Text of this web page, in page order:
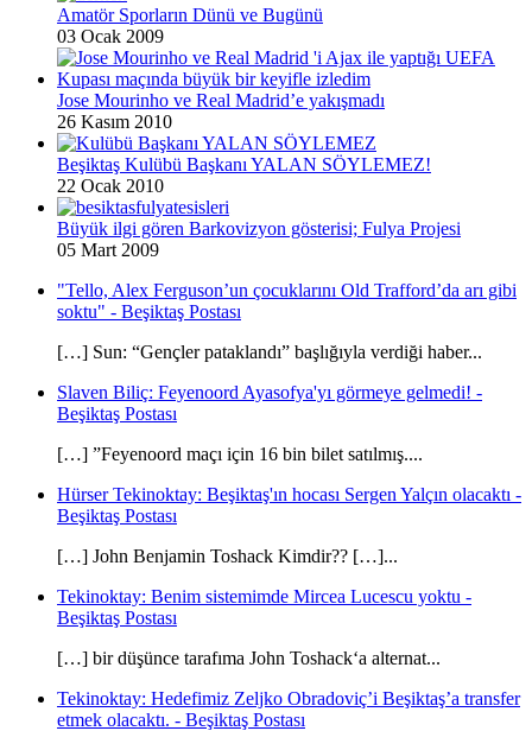
Amatör Sporların Dünü ve Bugünü
03 Ocak 2009
Jose Mourinho ve Real Madrid’e yakışmadı
26 Kasım 2010
Beşiktaş Kulübü Başkanı YALAN SÖYLEMEZ!
22 Ocak 2010
Büyük ilgi gören Barkovizyon gösterisi; Fulya Projesi
05 Mart 2009
"Tello, Alex Ferguson’un çocuklarını Old Trafford’da arı gibi
soktu" - Beşiktaş Postası
[…] Sun: “Gençler pataklandı” başlığıyla verdiği haber...
Slaven Biliç: Feyenoord Ayasofya'yı görmeye gelmedi! -
Beşiktaş Postası
[…] ”Feyenoord maçı için 16 bin bilet satılmış....
Hürser Tekinoktay: Beşiktaş'ın hocası Sergen Yalçın olacaktı -
Beşiktaş Postası
[…] John Benjamin Toshack Kimdir?? […]...
Tekinoktay: Benim sistemimde Mircea Lucescu yoktu -
Beşiktaş Postası
[…] bir düşünce tarafıma John Toshack‘a alternat...
Tekinoktay: Hedefimiz Zeljko Obradoviç’i Beşiktaş’a transfer
etmek olacaktı. - Beşiktaş Postası